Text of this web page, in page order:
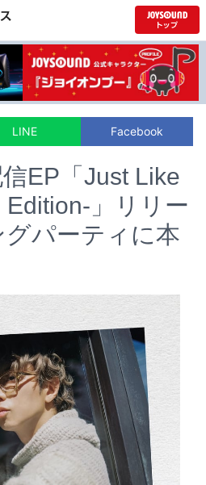
LINE Facebook
EP「Just Like
」リリー
パーティに本